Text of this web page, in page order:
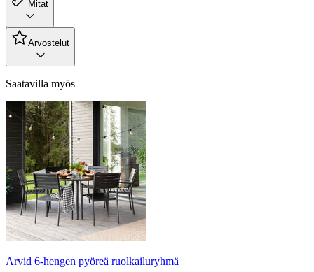
Mitat
Arvostelut
Saatavilla myös
Arvid 6-hengen pyöreä ruolkailuryhmä